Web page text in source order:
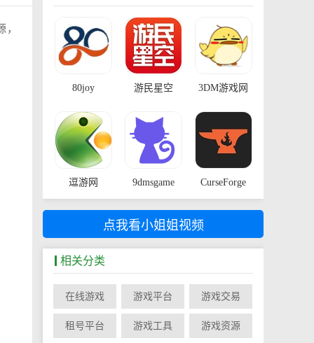
80joy 游民星空 3DM游戏网
逗游网 9dmsgame CurseForge
点我看小姐姐视频
相关分类
在线游戏 游戏平台 游戏交易
租号平台 游戏工具 游戏资源